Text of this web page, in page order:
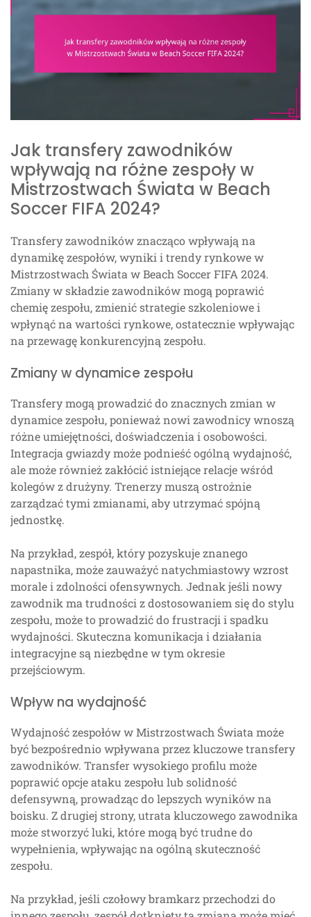
Jak transfery zawodników
wpływają na różne zespoły w
Mistrzostwach Świata w Beach
Soccer FIFA 2024?
Transfery zawodników znacząco wpływają na
dynamikę zespołów, wyniki i trendy rynkowe w
Mistrzostwach Świata w Beach Soccer FIFA 2024.
Zmiany w składzie zawodników mogą poprawić
chemię zespołu, zmienić strategie szkoleniowe i
wpłynąć na wartości rynkowe, ostatecznie wpływając
na przewagę konkurencyjną zespołu.
Zmiany w dynamice zespołu
Transfery mogą prowadzić do znacznych zmian w
dynamice zespołu, ponieważ nowi zawodnicy wnoszą
różne umiejętności, doświadczenia i osobowości.
Integracja gwiazdy może podnieść ogólną wydajność,
ale może również zakłócić istniejące relacje wśród
kolegów z drużyny. Trenerzy muszą ostrożnie
zarządzać tymi zmianami, aby utrzymać spójną
jednostkę.
Na przykład, zespół, który pozyskuje znanego
napastnika, może zauważyć natychmiastowy wzrost
morale i zdolności ofensywnych. Jednak jeśli nowy
zawodnik ma trudności z dostosowaniem się do stylu
zespołu, może to prowadzić do frustracji i spadku
wydajności. Skuteczna komunikacja i działania
integracyjne są niezbędne w tym okresie
przejściowym.
Wpływ na wydajność
Wydajność zespołów w Mistrzostwach Świata może
być bezpośrednio wpływana przez kluczowe transfery
zawodników. Transfer wysokiego profilu może
poprawić opcje ataku zespołu lub solidność
defensywną, prowadząc do lepszych wyników na
boisku. Z drugiej strony, utrata kluczowego zawodnika
może stworzyć luki, które mogą być trudne do
wypełnienia, wpływając na ogólną skuteczność
zespołu.
Na przykład, jeśli czołowy bramkarz przechodzi do